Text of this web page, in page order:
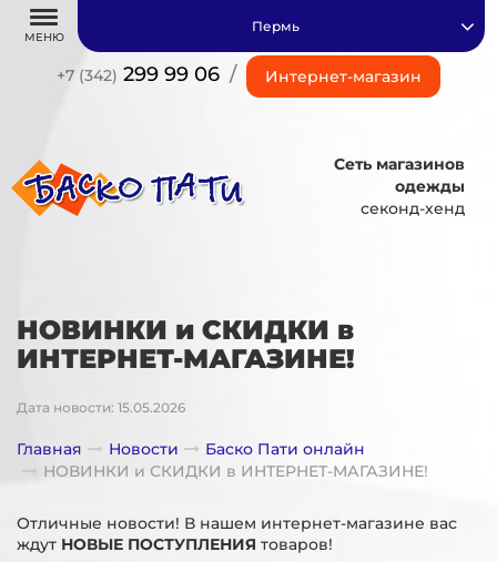
МЕНЮ
+7 (342) 299 99 06 / Интернет-магазин
Пермь
Сеть магазинов
одежды
секонд-хенд
НОВИНКИ и СКИДКИ в
ИНТЕРНЕТ-МАГАЗИНЕ!
Дата новости: 15.05.2026
Главная Новости
Баско Пати онлайн
НОВИНКИ и СКИДКИ в ИНТЕРНЕТ-МАГАЗИНЕ!
Отличные новости! В нашем интернет-магазине вас
ждут НОВЫЕ ПОСТУПЛЕНИЯ товаров!